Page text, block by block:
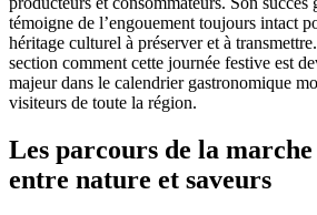
témoigne de l’engouement toujours intact
héritage culturel à préserver et à
section comment cette journée festive est
majeur dans le calendrier gastronomique
visiteurs de toute la région.
Les parcours de la
entre nature et saveurs